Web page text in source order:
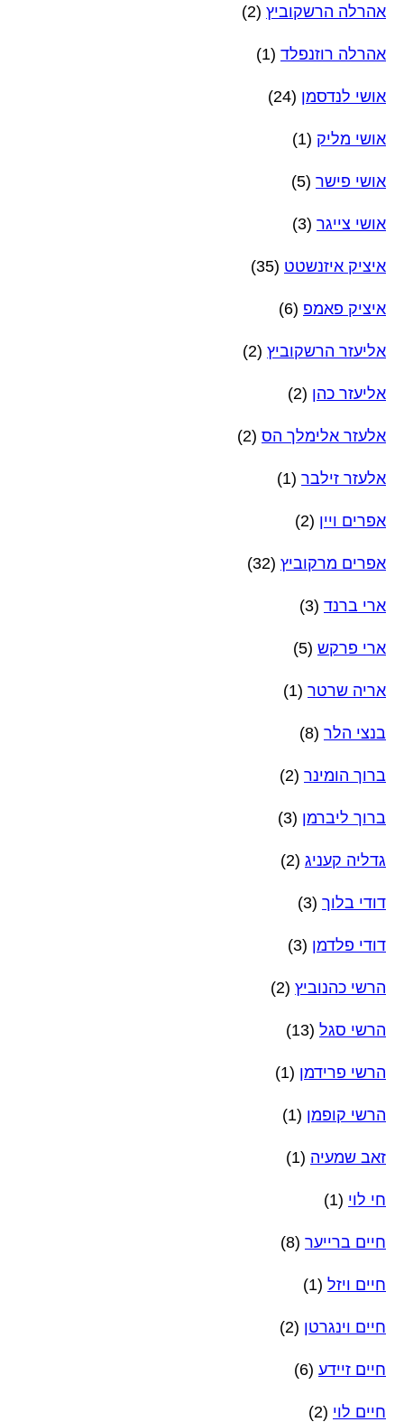
אהרלה הרשקוביץ (2)
אהרלה רוזנפלד (1)
אושי לנדסמן (24)
אושי מליק (1)
אושי פישר (5)
אושי צייגר (3)
איציק איזנשטט (35)
איציק פאמפ (6)
אליעזר הרשקוביץ (2)
אליעזר כהן (2)
אלעזר אלימלך הס (2)
אלעזר זילבר (1)
אפרים ויין (2)
אפרים מרקוביץ (32)
ארי ברנד (3)
ארי פרקש (5)
אריה שרטר (1)
בנצי הלר (8)
ברוך הומינר (2)
ברוך ליברמן (3)
גדליה קעניג (2)
דודי בלוך (3)
דודי פלדמן (3)
הרשי כהנוביץ (2)
הרשי סגל (13)
הרשי פרידמן (1)
הרשי קופמן (1)
זאב שמעיה (1)
חי לוי (1)
חיים ברייער (8)
חיים ויזל (1)
חיים וינגרטן (2)
חיים זיידע (6)
חיים לוי (2)